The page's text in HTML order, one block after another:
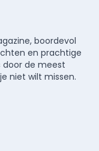
boordevol
en prachtige
door de meest
niet wilt missen.